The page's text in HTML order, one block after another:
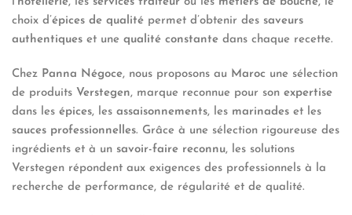
choix d’épices de qualité permet d’obtenir des saveurs
authentiques et une qualité constante dans chaque recette.
Chez Panna Négoce, nous proposons au Maroc une sélection
de produits Verstegen, marque reconnue pour son expertise
dans les épices, les assaisonnements, les marinades et les
sauces professionnelles. Grâce à une sélection rigoureuse des
ingrédients et à un savoir-faire reconnu, les solutions
Verstegen répondent aux exigences des professionnels à la
recherche de performance, de régularité et de qualité.